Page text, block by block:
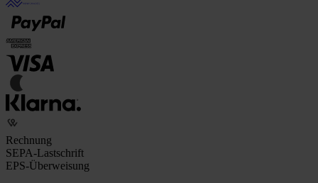
Rechnung
SEPA-Lastschrift
EPS-Überweisung